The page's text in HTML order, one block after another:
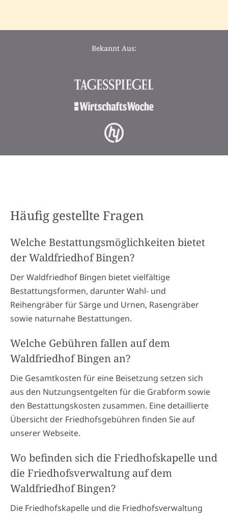
Bekannt Aus:
Häufig gestellte Fragen
Welche Bestattungsmöglichkeiten bietet
der Waldfriedhof Bingen?
Der Waldfriedhof Bingen bietet vielfältige
Bestattungsformen, darunter Wahl- und
Reihengräber für Särge und Urnen, Rasengräber
sowie naturnahe Bestattungen.
Welche Gebühren fallen auf dem
Waldfriedhof Bingen an?
Die Gesamtkosten für eine Beisetzung setzen sich
aus den Nutzungsentgelten für die Grabform sowie
den Bestattungskosten zusammen. Eine detaillierte
Übersicht der Friedhofsgebühren finden Sie auf
unserer Webseite.
Wo befinden sich die Friedhofskapelle und
die Friedhofsverwaltung auf dem
Waldfriedhof Bingen?
Die Friedhofskapelle und die Friedhofsverwaltung